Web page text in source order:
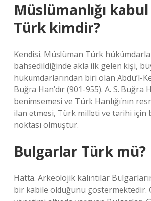
Müslümanlığı
Türk kimdir?
Kendisi. Müslüman Türk
bahsedildiğinde akla ilk gelen kişi,
hükümdarlarından biri olan Abdü’l-
Buğra Han’dır (901-955). A. S. Buğra
benimsemesi ve Türk Hanlığı’nın
ilan etmesi, Türk milleti ve tarihi için
noktası olmuştur.
Bulgarlar Türk mü?
Hatta. Arkeolojik kalıntılar
bir kabile olduğunu göstermektedir.